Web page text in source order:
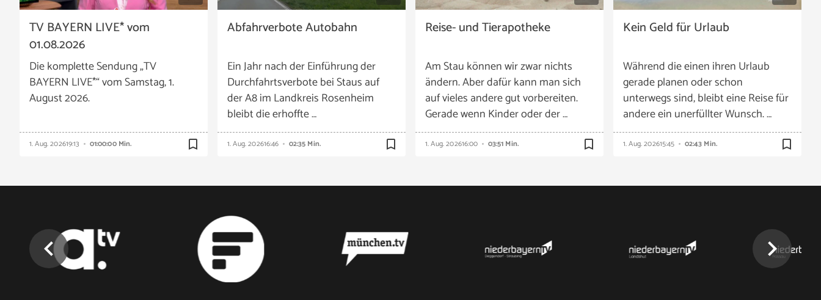
TV BAYERN LIVE* vom
01.08.2026
Die komplette Sendung „TV
BAYERN LIVE*“ vom Samstag, 1.
August 2026.
1. Aug. 202619:13 01:00:00 Min. bookmark_border
Abfahrverbote Autobahn
Ein Jahr nach der Einführung der
Durchfahrtsverbote bei Staus auf
der A8 im Landkreis Rosenheim
bleibt die erhoffte …
1. Aug. 202616:46 02:35 Min. bookmark_border
Reise- und Tierapotheke
Am Stau können wir zwar nichts
ändern. Aber dafür kann man sich
auf vieles andere gut vorbereiten.
Gerade wenn Kinder oder der …
1. Aug. 202616:00 03:51 Min. bookmark_border
Kein Geld für Urlaub
Während die einen ihren Urlaub
gerade planen oder schon
unterwegs sind, bleibt eine Reise für
andere ein unerfüllter Wunsch. …
1. Aug. 202615:45 02:43 Min. bookmark_border
chevron_left chevron_right